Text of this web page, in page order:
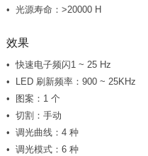
光源寿命：>20000 H
效果
快速电子频闪1 ~ 25 Hz
LED 刷新频率：900 ~ 25KHz
图案：1 个
切割：手动
调光曲线：4 种
调光模式：6 种